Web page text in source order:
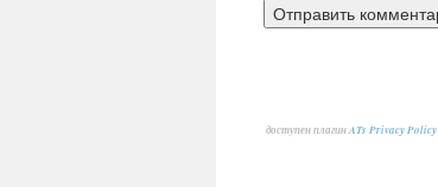
доступен плагинATs Privacy Policy